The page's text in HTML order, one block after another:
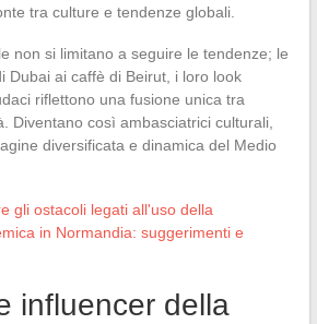
tra culture e tendenze globali.
non si limitano a seguire le tendenze; le
Dubai ai caffè di Beirut, i loro look
riflettono una fusione unica tra
Diventano così ambasciatrici culturali,
diversificata e dinamica del Medio
gli ostacoli legati all'uso della
in Normandia: suggerimenti e
influencer della